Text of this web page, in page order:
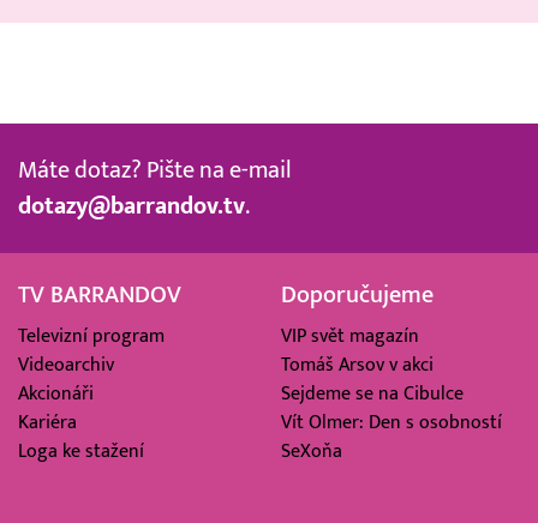
Máte dotaz? Pište na e-mail
dotazy@barrandov.tv.
TV BARRANDOV
Televizní program
Videoarchiv
Akcionáři
Kariéra
Loga ke stažení
Doporučujeme
VIP svět magazín
Tomáš Arsov v akci
Sejdeme se na Cibulce
Vít Olmer: Den s osobností
SeXoňa